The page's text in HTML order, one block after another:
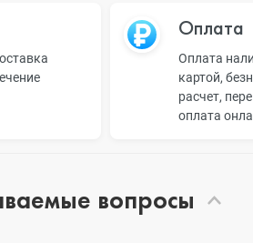
Оплата
Оплата
картой,
расчет,
оплата
вопросы